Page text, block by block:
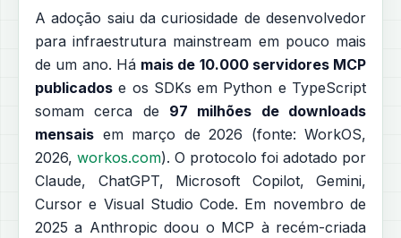
A adoção saiu da curiosidade de desenvolvedor
para infraestrutura mainstream em pouco mais
de um ano. Há mais de 10.000 servidores MCP
publicados e os SDKs em Python e TypeScript
somam cerca de 97 milhões de downloads
mensais em março de 2026 (fonte: WorkOS,
2026, workos.com). O protocolo foi adotado por
Claude, ChatGPT, Microsoft Copilot, Gemini,
Cursor e Visual Studio Code. Em novembro de
2025 a Anthropic doou o MCP à recém-criada